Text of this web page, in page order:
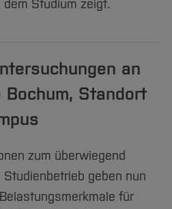
Hochschule
Studium zeigt.
an
Bochum, Standort
zum überwiegend
geben nun
für